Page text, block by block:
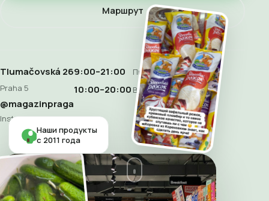
Маршрут
Tlumačovská 26
Praha 5
9:00–21:00 Пн–Сб
10:00–20:00 Воскресенье
@magazinpraga
Instagram
Наши продукты
с 2011 года